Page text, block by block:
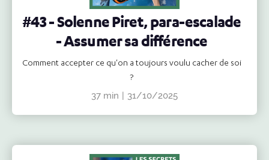
#43 - Solenne Piret, para-escalade
- Assumer sa différence
Comment accepter ce qu'on a toujours voulu cacher de soi
?
37 min | 31/10/2025